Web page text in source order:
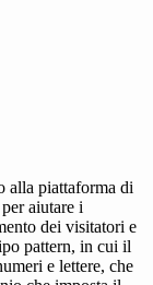
alla piattaforma di
aiutare i
dei visitatori e
pattern, in cui il
e lettere, che